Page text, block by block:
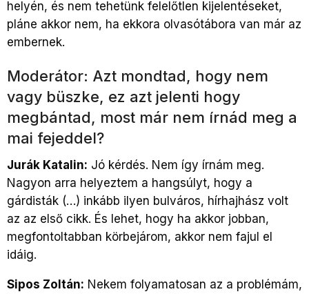
helyén, és nem tehetünk felelőtlen kijelentéseket,
pláne akkor nem, ha ekkora olvasótábora van már az
embernek.
Moderátor: Azt mondtad, hogy nem
vagy büszke, ez azt jelenti hogy
megbántad, most már nem írnád meg a
mai fejeddel?
Jurák Katalin: Jó kérdés. Nem így írnám meg.
Nagyon arra helyeztem a hangsúlyt, hogy a
gárdisták (…) inkább ilyen bulváros, hírhajhász volt
az az első cikk. És lehet, hogy ha akkor jobban,
megfontoltabban körbejárom, akkor nem fajul el
idáig.
Sipos Zoltán: Nekem folyamatosan az a problémám,